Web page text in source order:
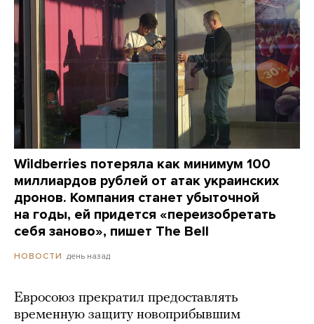
Wildberries потеряла как минимум 100
миллиардов рублей от атак украинских
дронов. Компания станет убыточной
на годы, ей придется «переизобретать
себя заново», пишет The Bell
НОВОСТИ день назад
Евросоюз прекратил предоставлять
временную защиту новоприбывшим